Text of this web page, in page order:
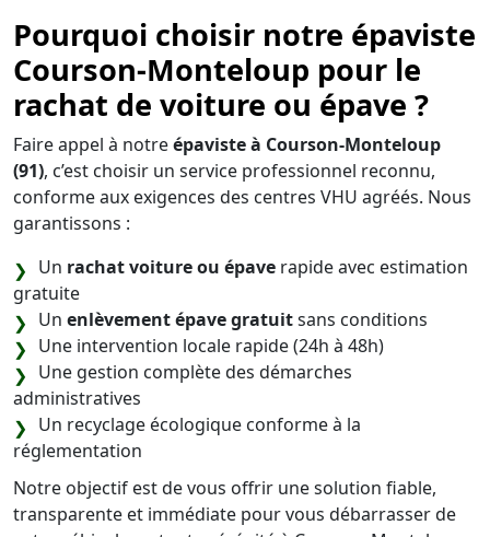
Pourquoi choisir notre épaviste
Courson-Monteloup pour le
rachat de voiture ou épave ?
Faire appel à notreépaviste à Courson-Monteloup
(91), c’est choisir un service professionnel reconnu,
conforme aux exigences des centres VHU agréés. Nous
garantissons :
Un rachat voiture ou épave rapide avec estimation
gratuite
Un enlèvement épave gratuitsans conditions
Une intervention locale rapide (24h à 48h)
Une gestion complète des démarches
administratives
Un recyclage écologique conforme à la
réglementation
Notre objectif est de vous offrir une solution fiable,
transparente et immédiate pour vous débarrasser de